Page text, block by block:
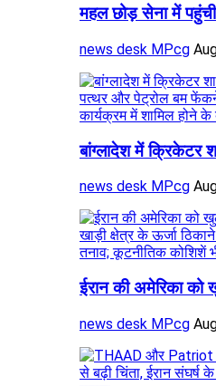
महल छोड़ सेना में पहुंची
news desk MPcg
बांग्लादेश में क्रिकेटर
news desk MPcg
ईरान की अमेरिका को
news desk MPcg